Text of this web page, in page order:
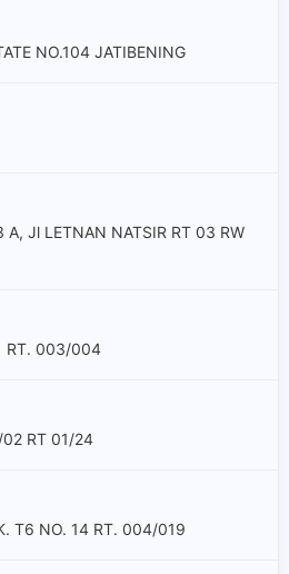
NO.104 JATIBENING
A, Jl LETNAN NATSIR RT 03 RW
RT. 003/004
02 RT 01/24
T6 NO. 14 RT. 004/019